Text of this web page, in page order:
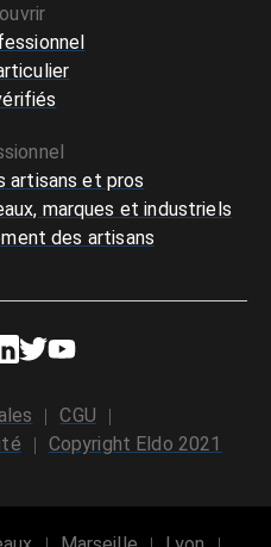
artisans et pros
marques et industriels
des artisans
CGU
Copyright Eldo 2021